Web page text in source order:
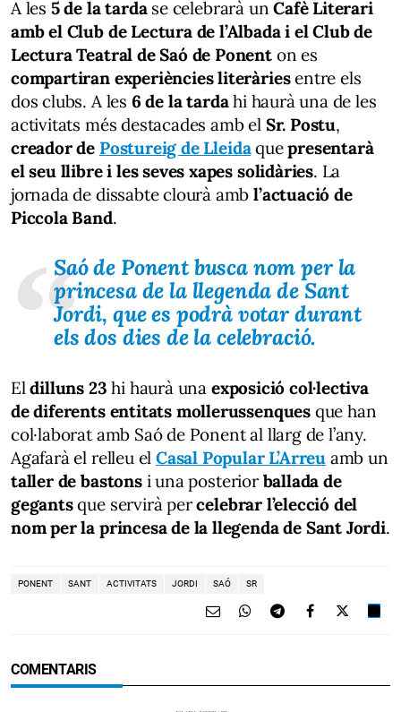
A les 5 de la tardase celebrarà unCafè Literari
amb el Club de Lectura de l’Albada i el Club de
Lectura Teatral de Saó de Ponenton es
compartiran experiències literàriesentre els
dos clubs. A les 6 de la tardahi haurà una de les
activitats més destacades amb el Sr. Postu,
creador de Postureig de Lleidaquepresentarà
el seu llibre i les seves xapes solidàries. La
jornada de dissabte clourà ambl’actuació de
Piccola Band.
Saó de Ponentbusca nom per la
princesa de la llegenda de Sant
Jordi, quees podrà votar durant
els dos dies de la celebració.
Eldilluns 23 hi haurà una exposició col·lectiva
de diferents entitats mollerussenquesque han
col·laborat amb Saó de Ponent al llarg de l’any.
Agafarà el relleu elCasal Popular L’Arreu amb un
taller de bastonsi una posterior ballada de
gegantsque servirà percelebrar l’elecció del
nom per la princesa de la llegenda de Sant Jordi.
PONENT SANT ACTIVITATS JORDI SAÓ SR
COMENTARIS